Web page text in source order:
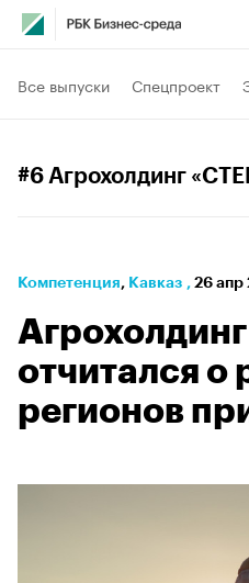
Все выпуски Спецпроект
#6 Агрохолдинг
Компетенция⁠, Кавказ , 26 апр
отчитался о
регионов